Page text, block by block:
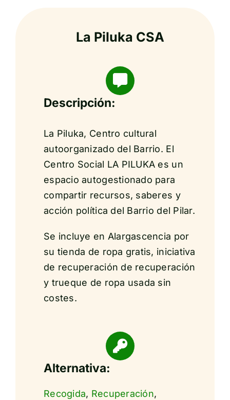
La Piluka CSA
Descripción:
La Piluka, Centro cultural
autoorganizado del Barrio. El
Centro Social LA PILUKA es un
espacio autogestionado para
compartir recursos, saberes y
acción política del Barrio del Pilar.
Se incluye en Alargascencia por
su tienda de ropa gratis, iniciativa
de recuperación de recuperación
y trueque de ropa usada sin
costes.
Alternativa:
Recogida, Recuperación,